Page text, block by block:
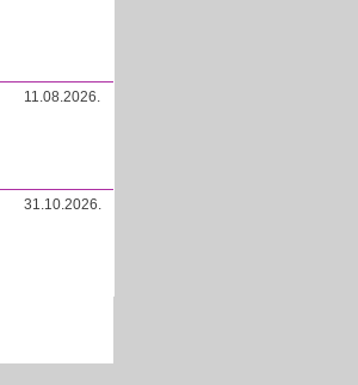
11.08.2026.
31.10.2026.